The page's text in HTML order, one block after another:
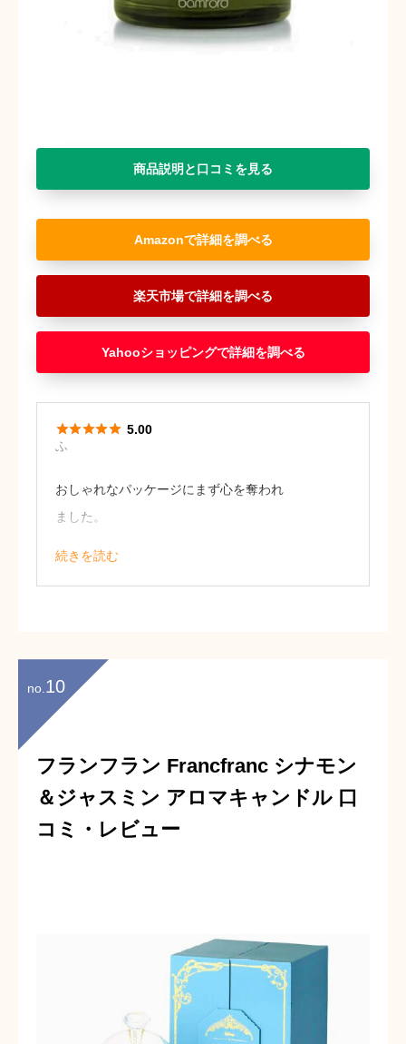
商品説明と口コミを見る
Amazon
楽天市場
Yahooショッピング
おしゃれなパッケージにまず心を奪われ
ました。
続きを読む
ふ
 5.00
no. 10
フランフラン Francfranc シナモン
＆ジャスミン アロマキャンドル 口
コミ・レビュー